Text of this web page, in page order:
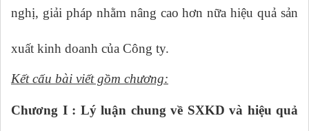
nghị, giải pháp nhằm nâng cao hơn nữa hiệu quả sản
xuất kinh doanh của Công ty.
Kết cấu bài viết gồm chương:
Chương I : Lý luận chung về SXKD và hiệu quả